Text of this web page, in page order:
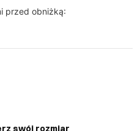
przed obniżką:
swój rozmiar